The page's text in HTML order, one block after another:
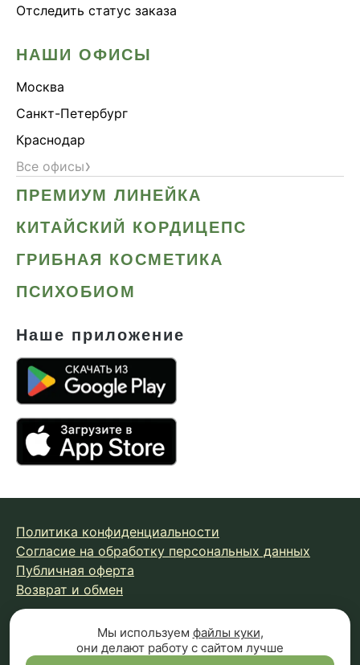
Отследить статус заказа
НАШИ ОФИСЫ
Москва
Санкт-Петербург
Краснодар
Все офисы›
ПРЕМИУМ ЛИНЕЙКА
КИТАЙСКИЙ КОРДИЦЕПС
ГРИБНАЯ КОСМЕТИКА
ПСИХОБИОМ
Наше приложение
Политика конфиденциальности
Согласие на обработку персональных данных
Публичная оферта
Возврат и обмен
© 2026 Fungiline — зарегистрированная торговая марка.
Копирование материалов с сайта запрещено.
Мы используем файлы куки,
они делают работу с сайтом лучше